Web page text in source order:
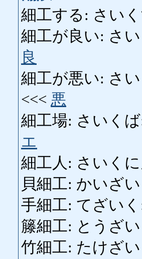
細工する: さい
細工が良い: さい
良
細工が悪い: さい
<<< 悪
細工場: さいく
エ
細工人: さいく
貝細工: かいざ
手細工: てざい
籐細工: とうざ
竹細工: たけざ